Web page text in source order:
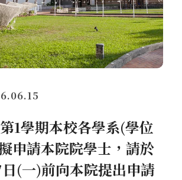
1學期本校各學系(學位
申請本院院學士，請於
(一)前向本院提出申請